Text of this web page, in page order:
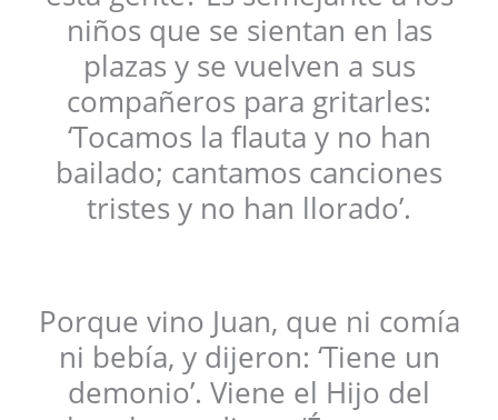
niños que se sientan en las
plazas y se vuelven a sus
compañeros para gritarles:
‘Tocamos la flauta y no han
bailado; cantamos canciones
tristes y no han llorado’.
Porque vino Juan, que ni comía
ni bebía, y dijeron: ‘Tiene un
demonio’. Viene el Hijo del